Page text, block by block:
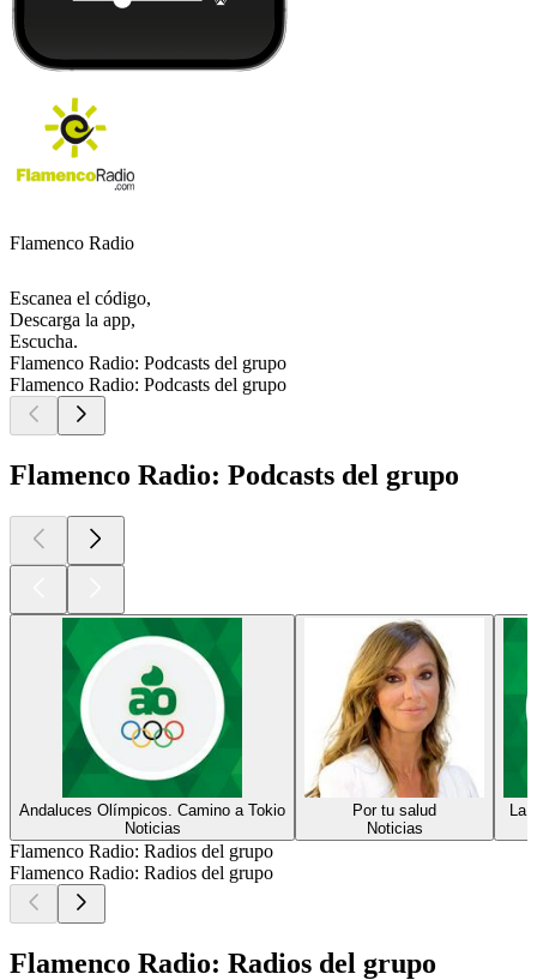
Flamenco Radio
Escanea el código,
Descarga la app,
Escucha.
Flamenco Radio: Podcasts del grupo
Flamenco Radio: Podcasts del grupo
Flamenco Radio: Podcasts del grupo
Andaluces Olímpicos. Camino a Tokio
Noticias
Por tu salud
Noticias
La
Flamenco Radio: Radios del grupo
Flamenco Radio: Radios del grupo
Flamenco Radio: Radios del grupo